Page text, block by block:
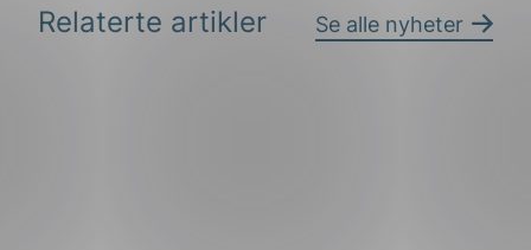
Relaterte artikler Se alle nyheter